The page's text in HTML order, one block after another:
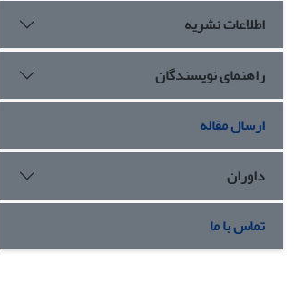
اطلاعات نشریه
راهنمای نویسندگان
ارسال مقاله
داوران
تماس با ما